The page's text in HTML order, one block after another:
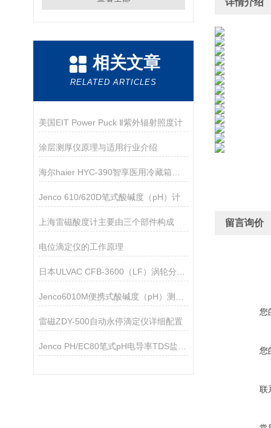
相关文章
RELATED ARTICLES
美国EIT Power Puck Ⅱ紫外辐射照度计
涂层测厚仪原理与适用行业介绍
Jenco 610/620D笔式酸碱度（pH）计
上海雷磁酸度计主要由三个部件构成
电位滴定仪的工作原理
雷磁ZDY-500自动永停滴定仪详细配置
详情介绍
留言询价
您
您
联